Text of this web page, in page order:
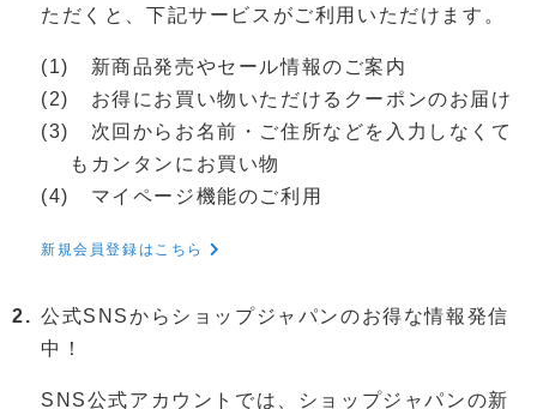
ただくと、下記サービスがご利用いただけます。
新商品発売やセール情報のご案内
お得にお買い物いただけるクーポンのお届け
次回からお名前・ご住所などを入力しなくて
もカンタンにお買い物
マイページ機能のご利用
新規会員登録はこちら
公式SNSからショップジャパンのお得な情報発信
中！
SNS公式アカウントでは、ショップジャパンの新